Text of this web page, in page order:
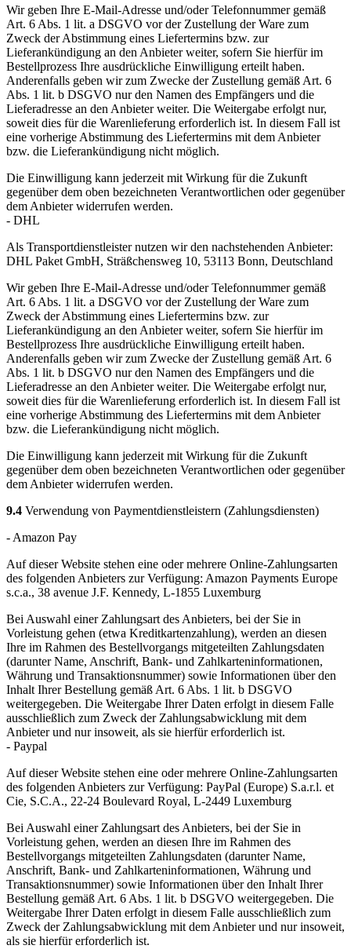
Wir geben Ihre E-Mail-Adresse und/oder Telefonnummer gemäß
Art. 6 Abs. 1 lit. a DSGVO vor der Zustellung der Ware zum
Zweck der Abstimmung eines Liefertermins bzw. zur
Lieferankündigung an den Anbieter weiter, sofern Sie hierfür im
Bestellprozess Ihre ausdrückliche Einwilligung erteilt haben.
Anderenfalls geben wir zum Zwecke der Zustellung gemäß Art. 6
Abs. 1 lit. b DSGVO nur den Namen des Empfängers und die
Lieferadresse an den Anbieter weiter. Die Weitergabe erfolgt nur,
soweit dies für die Warenlieferung erforderlich ist. In diesem Fall ist
eine vorherige Abstimmung des Liefertermins mit dem Anbieter
bzw. die Lieferankündigung nicht möglich.
Die Einwilligung kann jederzeit mit Wirkung für die Zukunft
gegenüber dem oben bezeichneten Verantwortlichen oder gegenüber
dem Anbieter widerrufen werden.
- DHL
Als Transportdienstleister nutzen wir den nachstehenden Anbieter:
DHL Paket GmbH, Sträßchensweg 10, 53113 Bonn, Deutschland
Wir geben Ihre E-Mail-Adresse und/oder Telefonnummer gemäß
Art. 6 Abs. 1 lit. a DSGVO vor der Zustellung der Ware zum
Zweck der Abstimmung eines Liefertermins bzw. zur
Lieferankündigung an den Anbieter weiter, sofern Sie hierfür im
Bestellprozess Ihre ausdrückliche Einwilligung erteilt haben.
Anderenfalls geben wir zum Zwecke der Zustellung gemäß Art. 6
Abs. 1 lit. b DSGVO nur den Namen des Empfängers und die
Lieferadresse an den Anbieter weiter. Die Weitergabe erfolgt nur,
soweit dies für die Warenlieferung erforderlich ist. In diesem Fall ist
eine vorherige Abstimmung des Liefertermins mit dem Anbieter
bzw. die Lieferankündigung nicht möglich.
Die Einwilligung kann jederzeit mit Wirkung für die Zukunft
gegenüber dem oben bezeichneten Verantwortlichen oder gegenüber
dem Anbieter widerrufen werden.
9.4 Verwendung von Paymentdienstleistern (Zahlungsdiensten)
- Amazon Pay
Auf dieser Website stehen eine oder mehrere Online-Zahlungsarten
des folgenden Anbieters zur Verfügung: Amazon Payments Europe
s.c.a., 38 avenue J.F. Kennedy, L-1855 Luxemburg
Bei Auswahl einer Zahlungsart des Anbieters, bei der Sie in
Vorleistung gehen (etwa Kreditkartenzahlung), werden an diesen
Ihre im Rahmen des Bestellvorgangs mitgeteilten Zahlungsdaten
(darunter Name, Anschrift, Bank- und Zahlkarteninformationen,
Währung und Transaktionsnummer) sowie Informationen über den
Inhalt Ihrer Bestellung gemäß Art. 6 Abs. 1 lit. b DSGVO
weitergegeben. Die Weitergabe Ihrer Daten erfolgt in diesem Falle
ausschließlich zum Zweck der Zahlungsabwicklung mit dem
Anbieter und nur insoweit, als sie hierfür erforderlich ist.
- Paypal
Auf dieser Website stehen eine oder mehrere Online-Zahlungsarten
des folgenden Anbieters zur Verfügung: PayPal (Europe) S.a.r.l. et
Cie, S.C.A., 22-24 Boulevard Royal, L-2449 Luxemburg
Bei Auswahl einer Zahlungsart des Anbieters, bei der Sie in
Vorleistung gehen, werden an diesen Ihre im Rahmen des
Bestellvorgangs mitgeteilten Zahlungsdaten (darunter Name,
Anschrift, Bank- und Zahlkarteninformationen, Währung und
Transaktionsnummer) sowie Informationen über den Inhalt Ihrer
Bestellung gemäß Art. 6 Abs. 1 lit. b DSGVO weitergegeben. Die
Weitergabe Ihrer Daten erfolgt in diesem Falle ausschließlich zum
Zweck der Zahlungsabwicklung mit dem Anbieter und nur insoweit,
als sie hierfür erforderlich ist.